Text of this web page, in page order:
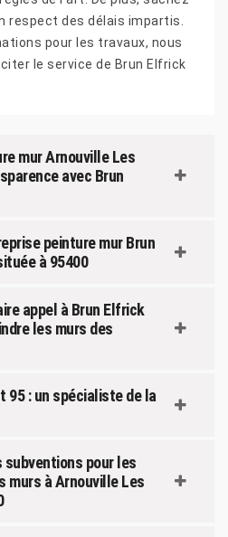
respect des délais impartis.
pour les travaux, nous
le service de Brun Elfrick
mur Arnouville Les
avec Brun
peinture mur Brun
à 95400
appel à Brun Elfrick
les murs des
95 : un spécialiste de la
pour les
murs à Arnouville Les